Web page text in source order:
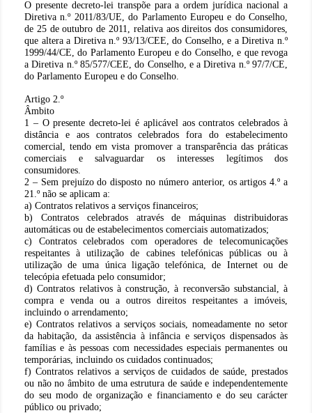
O presente decreto-lei transpõe para a ordem jurídica nacional a
Diretiva n.º 2011/83/UE, do Parlamento Europeu e do Conselho,
de 25 de outubro de 2011, relativa aos direitos dos consumidores,
que altera a Diretiva n.º 93/13/CEE, do Conselho, e a Diretiva n.º
1999/44/CE, do Parlamento Europeu e do Conselho, e que revoga
a Diretiva n.º 85/577/CEE, do Conselho, e a Diretiva n.º 97/7/CE,
do Parlamento Europeu e do Conselho.
Artigo 2.º
Âmbito
1 – O presente decreto-lei é aplicável aos contratos celebrados à
distância e aos contratos celebrados fora do estabelecimento
comercial, tendo em vista promover a transparência das práticas
comerciais e salvaguardar os interesses legítimos dos
consumidores.
2 – Sem prejuízo do disposto no número anterior, os artigos 4.º a
21.º não se aplicam a:
a) Contratos relativos a serviços financeiros;
b) Contratos celebrados através de máquinas distribuidoras
automáticas ou de estabelecimentos comerciais automatizados;
c) Contratos celebrados com operadores de telecomunicações
respeitantes à utilização de cabines telefónicas públicas ou à
utilização de uma única ligação telefónica, de Internet ou de
telecópia efetuada pelo consumidor;
d) Contratos relativos à construção, à reconversão substancial, à
compra e venda ou a outros direitos respeitantes a imóveis,
incluindo o arrendamento;
e) Contratos relativos a serviços sociais, nomeadamente no setor
da habitação, da assistência à infância e serviços dispensados às
famílias e às pessoas com necessidades especiais permanentes ou
temporárias, incluindo os cuidados continuados;
f) Contratos relativos a serviços de cuidados de saúde, prestados
ou não no âmbito de uma estrutura de saúde e independentemente
do seu modo de organização e financiamento e do seu carácter
público ou privado;